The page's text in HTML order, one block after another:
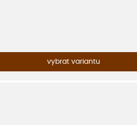
vybrat variantu